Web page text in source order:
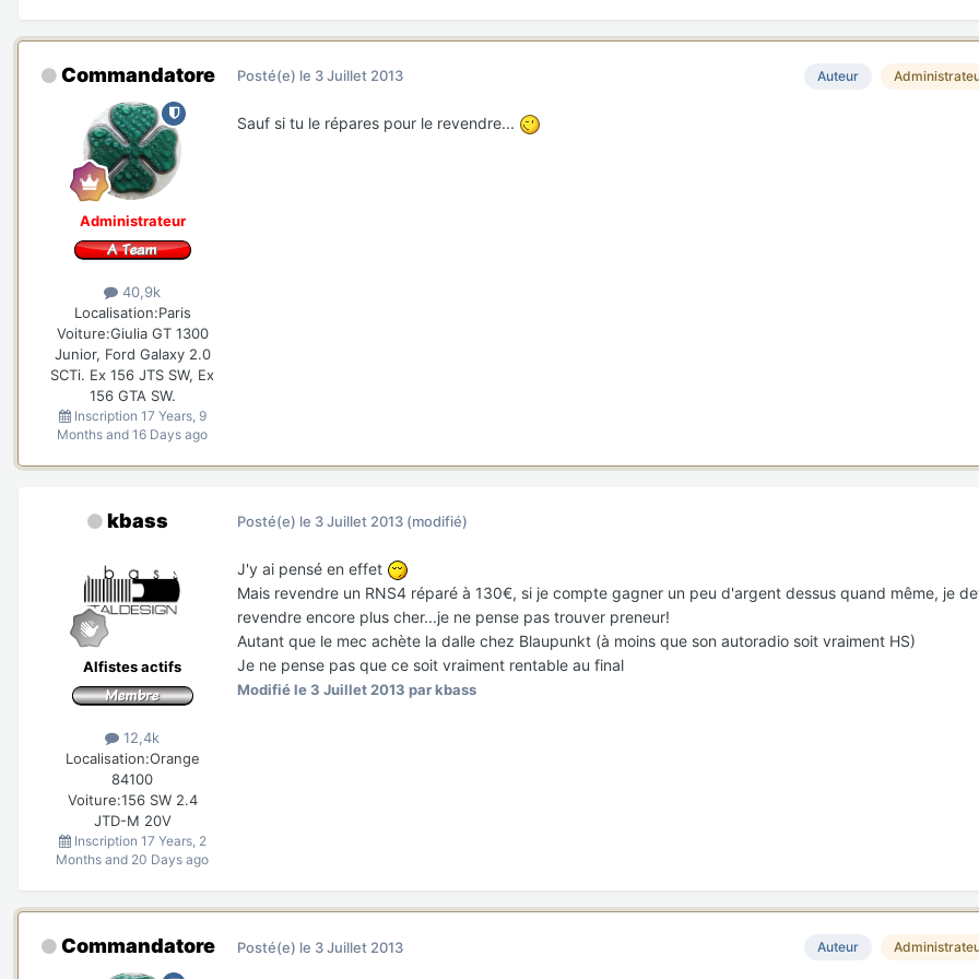
Commandatore
Administrateur
40,9k
Localisation:Paris
Voiture:Giulia GT 1300
Junior, Ford Galaxy 2.0
SCTi. Ex 156 JTS SW, Ex
156 GTA SW.
Inscription 17 Years, 9
Months and 16 Days ago
Auteur
Posté(e) le 3 Juillet 2013
Sauf si tu le répares pour le revendre...
kbass
Alfistes actifs
12,4k
Localisation:Orange
84100
Voiture:156 SW 2.4
JTD-M 20V
Inscription 17 Years, 2
Months and 20 Days ago
Posté(e) le 3 Juillet 2013 (modifié)
J'y ai pensé en effet
Mais revendre un RNS4 réparé à 130€, si je compte gagner un peu d'argent dessus quand même, je
revendre encore plus cher...je ne pense pas trouver preneur!
Autant que le mec achète la dalle chez Blaupunkt (à moins que son autoradio soit vraiment HS)
Je ne pense pas que ce soit vraiment rentable au final
Modifiéle 3 Juillet 2013 par kbass
Commandatore Auteur
Posté(e) le 3 Juillet 2013